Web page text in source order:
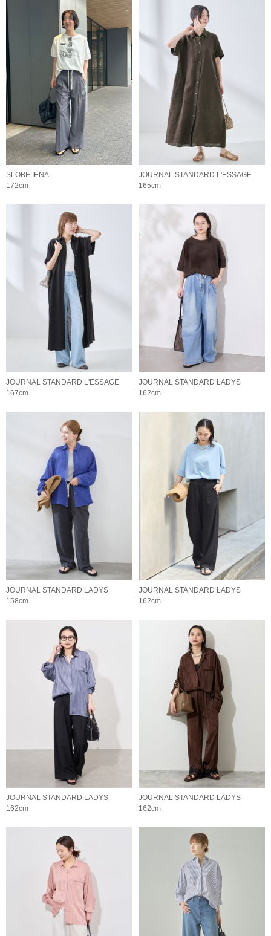
SLOBE IENA
172cm
JOURNAL STANDARD L'ESSAGE
165cm
JOURNAL STANDARD L'ESSAGE
167cm
JOURNAL STANDARD LADYS
162cm
JOURNAL STANDARD LADYS
158cm
JOURNAL STANDARD LADYS
162cm
JOURNAL STANDARD LADYS
162cm
JOURNAL STANDARD LADYS
162cm